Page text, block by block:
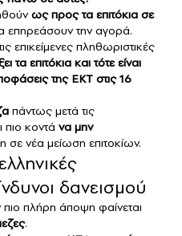
ως προς τα επιτόκια σε
την αγορά.
επικείμενες πληθωριστικές
τα επιτόκια και τότε είναι
της ΕΚΤ στις 16
πάντως μετά τις
πιο κοντά να μην
σε νέα μείωση επιτοκίων.
δανεισμού
πλήρη άποψη φαίνεται
.